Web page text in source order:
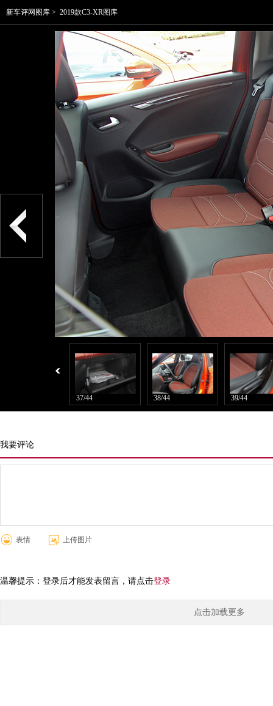
新车评网图库 > 2019款C3-XR图库
37/44 38/44 39/44
我要评论
表情 上传图片
温馨提示：登录后才能发表留言，请点击登录
点击加载更多